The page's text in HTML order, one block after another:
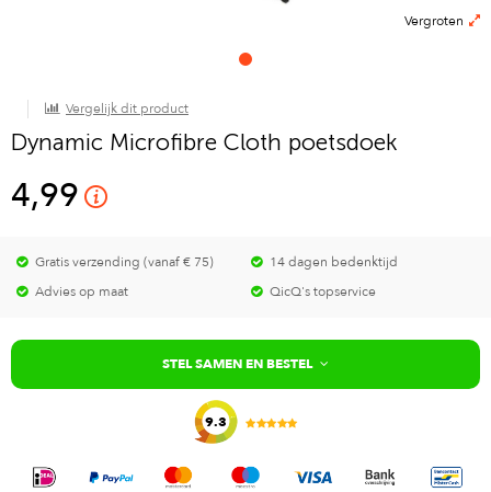
Vergroten
Vergelijk dit product
Dynamic Microfibre Cloth poetsdoek
4,99
Gratis verzending (vanaf € 75)
14 dagen bedenktijd
Advies op maat
QicQ's topservice
STEL SAMEN EN BESTEL
9.3